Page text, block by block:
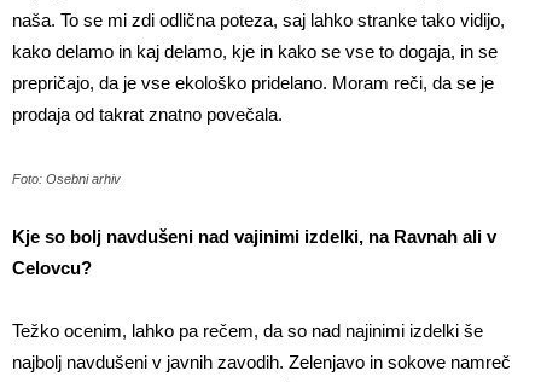
naša. To se mi zdi odlična poteza, saj lahko stranke tako vidijo,
kako delamo in kaj delamo, kje in kako se vse to dogaja, in se
prepričajo, da je vse ekološko pridelano. Moram reči, da se je
prodaja od takrat znatno povečala.
Foto: Osebni arhiv
Kje so bolj navdušeni nad vajinimi izdelki, na Ravnah ali v
Celovcu?
Težko ocenim, lahko pa rečem, da so nad najinimi izdelki še
najbolj navdušeni v javnih zavodih. Zelenjavo in sokove namreč